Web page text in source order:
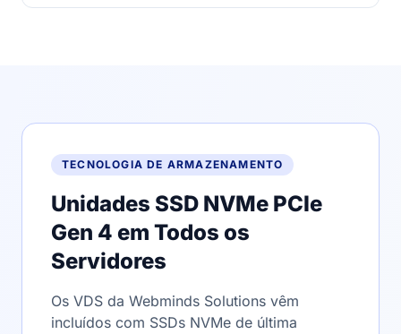
TECNOLOGIA DE ARMAZENAMENTO
Unidades SSD NVMe PCIe
Gen 4 em Todos os
Servidores
Os VDS da Webminds Solutions vêm
incluídos com SSDs NVMe de última